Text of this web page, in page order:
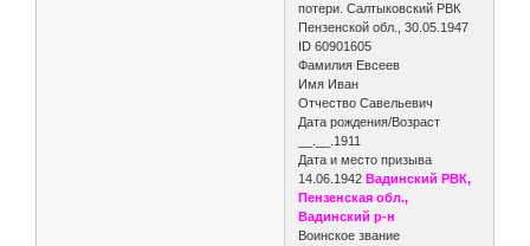
потери. Салтыковский РВК
Пензенской обл., 30.05.1947
ID 60901605
Фамилия Евсеев
Имя Иван
Отчество Савельевич
Дата рождения/Возраст
__.__.1911
Дата и место призыва
14.06.1942Вадинский РВК,
Пензенская обл.,
Вадинский р-н
Воинское звание